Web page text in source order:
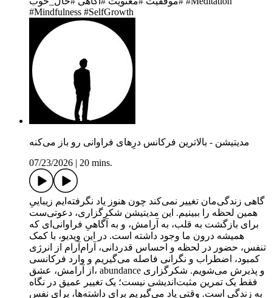
#Mindfulness #SelfGrowth
مدیتیشن - بالاترین فرکانس درِهای فراوانی رو باز می‌کنه
07/23/2026
20 mins.
گاهی زندگی‌مان تغییر نمی‌کند چون هنوز یاد نگرفته‌ایم زیباییِ
همین لحظه را ببینیم. این مدیتیشن شکرگزاری، دعوتی‌ست
برای بازگشت به قلب، به آرامش، و به آگاهیِ فراوانی‌ای که
همیشه درون ما وجود داشته است. در این ویدیو، با کمک
تنفس، حضور در لحظه و احساس قدردانی، آرام‌آرام از انرژی
کمبود، اضطراب و نگرانی فاصله می‌گیریم و وارد فرکانسی
از آرامش، عشق، abundance و پذیرش می‌شویم. شکرگزاری
فقط یک تمرین مثبت‌اندیشی نیست؛ یک تغییر عمیق در نگاه
به زندگی است. وقتی یاد می‌گیریم برای داشته‌ها، برای نفس